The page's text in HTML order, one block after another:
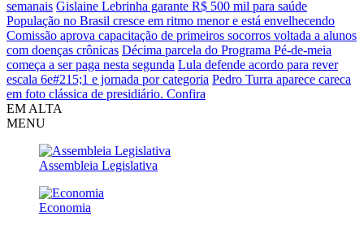
semanais Gislaine Lebrinha garante R$ 500 mil para saúde
População no Brasil cresce em ritmo menor e está envelhecendo
Comissão aprova capacitação de primeiros socorros voltada a alunos
com doenças crônicas Décima parcela do Programa Pé-de-meia
começa a ser paga nesta segunda Lula defende acordo para rever
escala 6e#215;1 e jornada por categoria Pedro Turra aparece careca
em foto clássica de presidiário. Confira
EM ALTA
MENU
Assembleia Legislativa
Economia